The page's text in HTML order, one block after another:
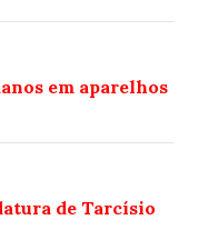
em aparelhos
de Tarcísio